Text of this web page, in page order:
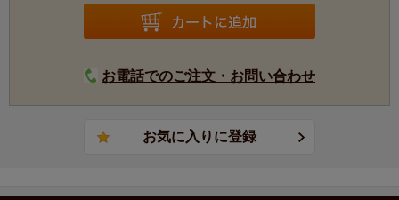
お電話でのご注文・お問い合わせ